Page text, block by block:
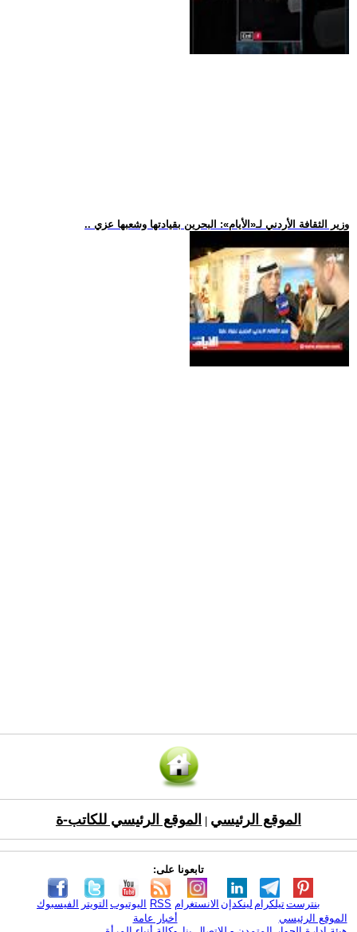
.. وزير الثقافة الأردني لـ«الأيام»: البحرين بقيادتها وشعبها عزي
الموقع الرئيسي الموقع الرئيسي للكاتب-ة
تابعونا على:
الفيسبوك التويتر اليوتيوب RSS الانستغرام لينكدإن تيلكرامبنترست
الموقع الرئيسي
أخبار عامة